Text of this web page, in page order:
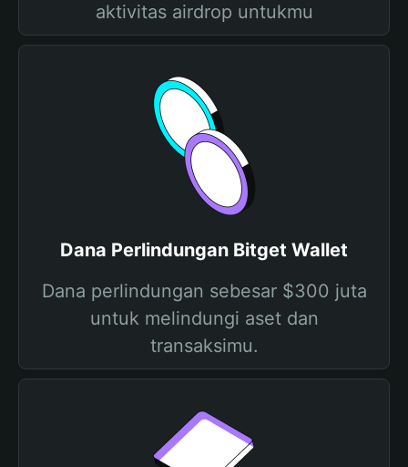
aktivitas airdrop untukmu
Dana Perlindungan Bitget Wallet
Dana perlindungan sebesar $300 juta
untuk melindungi aset dan
transaksimu.